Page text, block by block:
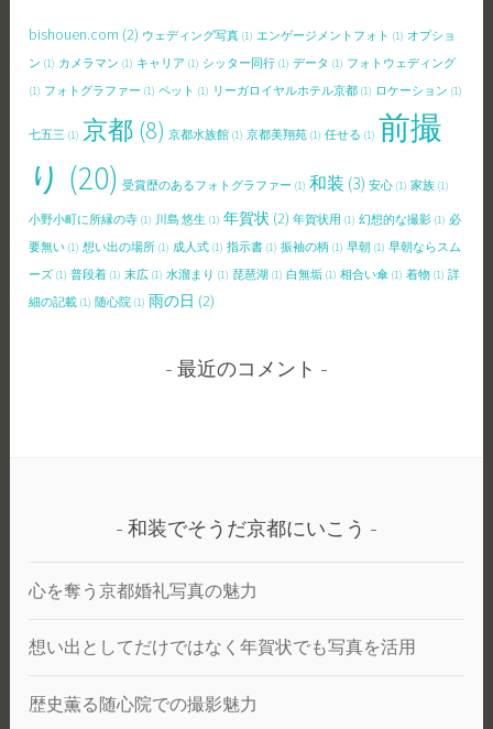
bishouen.com (2) ウェディング写真 (1) エンゲージメントフォト (1) オプショ
ン (1) カメラマン (1) キャリア (1) シッター同行 (1) データ (1) フォトウェディング
(1) フォトグラファー (1) ペット (1) リーガロイヤルホテル京都 (1) ロケーション (1)
七五三 (1) 京都 (8) 京都水族館 (1) 京都美翔苑 (1) 任せる (1) 前撮
り (20) 受賞歴のあるフォトグラファー (1) 和装 (3) 安心 (1) 家族 (1)
小野小町に所縁の寺 (1) 川島 悠生 (1) 年賀状 (2) 年賀状用 (1) 幻想的な撮影 (1) 必
要無い (1) 想い出の場所 (1) 成人式 (1) 指示書 (1) 振袖の柄 (1) 早朝 (1) 早朝ならスム
ーズ (1) 普段着 (1) 末広 (1) 水溜まり (1) 琵琶湖 (1) 白無垢 (1) 相合い傘 (1) 着物 (1) 詳
細の記載 (1) 随心院 (1) 雨の日 (2)
最近のコメント
和装でそうだ京都にいこう
心を奪う京都婚礼写真の魅力
想い出としてだけではなく年賀状でも写真を活用
歴史薫る随心院での撮影魅力